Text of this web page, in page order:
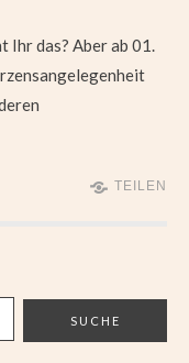
Ihr das? Aber ab 01.
TEILEN